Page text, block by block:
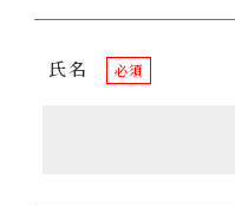
氏名 必須